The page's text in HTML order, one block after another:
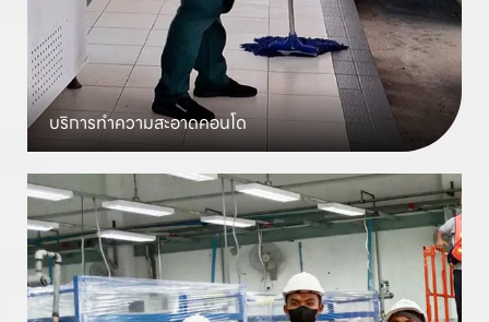
บริการทำความสะอาดคอนโด